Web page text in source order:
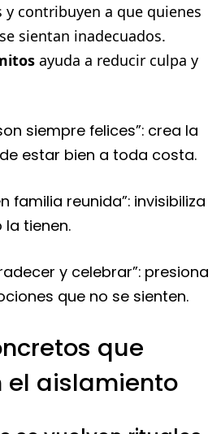
y contribuyen a que quienes
sientan inadecuados.
ayuda a reducir culpa y
siempre felices”: crea la
estar bien a toda costa.
familia reunida”: invisibiliza
la tienen.
y celebrar”: presiona
que no se sienten.
que
el aislamiento